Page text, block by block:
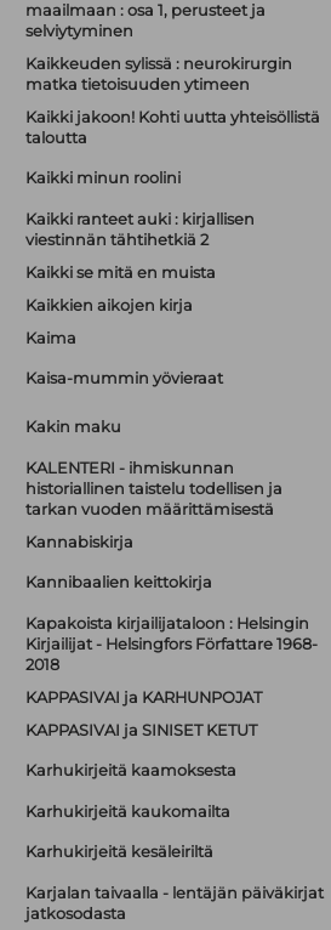
maailmaan : osa 1, perusteet ja
selviytyminen
Kaikkeuden sylissä : neurokirurgin
matka tietoisuuden ytimeen
Kaikki jakoon! Kohti uutta yhteisöllistä
taloutta
Kaikki minun roolini
Kaikki ranteet auki : kirjallisen
viestinnän tähtihetkiä 2
Kaikki se mitä en muista
Kaikkien aikojen kirja
Kaima
Kaisa-mummin yövieraat
Kakin maku
KALENTERI - ihmiskunnan
historiallinen taistelu todellisen ja
tarkan vuoden määrittämisestä
Kannabiskirja
Kannibaalien keittokirja
Kapakoista kirjailijataloon : Helsingin
Kirjailijat - Helsingfors Författare 1968-
2018
KAPPASIVAI ja KARHUNPOJAT
KAPPASIVAI ja SINISET KETUT
Karhukirjeitä kaamoksesta
Karhukirjeitä kaukomailta
Karhukirjeitä kesäleiriltä
Karjalan taivaalla - lentäjän päiväkirjat
jatkosodasta